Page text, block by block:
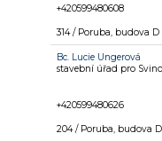
+420599480608
314 / Poruba, budova D
Bc. Lucie Ungerová
stavební úřad pro
+420599480626
204 / Poruba, budova D